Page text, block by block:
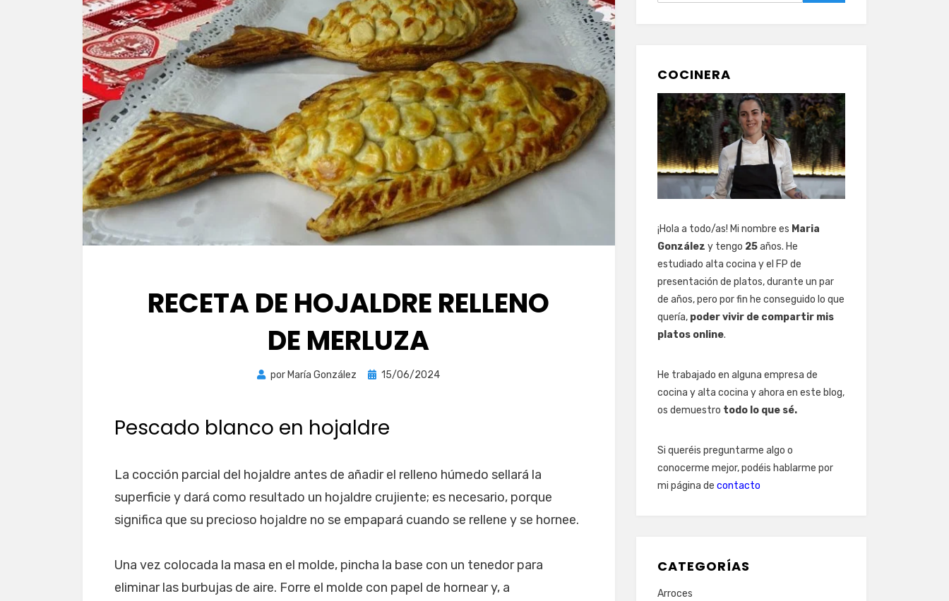
RECETA DE HOJALDRE RELLENO
DE MERLUZA
por María González
Publicada
15/06/2024
Pescado blanco en hojaldre
La cocción parcial del hojaldre antes de añadir el relleno húmedo sellará la
superficie y dará como resultado un hojaldre crujiente; es necesario, porque
significa que su precioso hojaldre no se empapará cuando se rellene y se hornee.
Una vez colocada la masa en el molde, pincha la base con un tenedor para
eliminar las burbujas de aire. Forre el molde con papel de hornear y, a
COCINERA
¡Hola a todo/as! Mi nombre es Maria
González y tengo 25años. He
estudiado alta cocina y el FP de
presentación de platos, durante un par
de años, pero por fin he conseguido lo que
quería, poder vivir de compartir mis
platos online.
He trabajado en alguna empresa de
cocina y alta cocina y ahora en este blog,
os demuestro todo lo que sé.
Si queréis preguntarme algo o
conocerme mejor, podéis hablarme por
mi página de contacto
CATEGORÍAS
Arroces